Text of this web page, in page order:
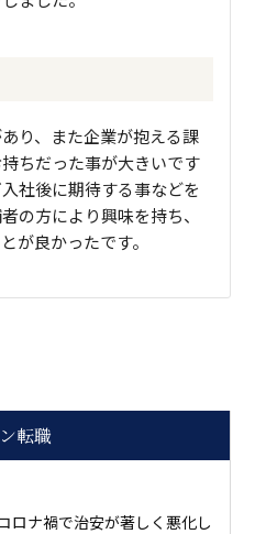
り、また企業が抱える課
ちだった事が大きいです
社後に期待する事などを
の方により興味を持ち、
が良かったです。
転職
ロナ禍で治安が著しく悪化し